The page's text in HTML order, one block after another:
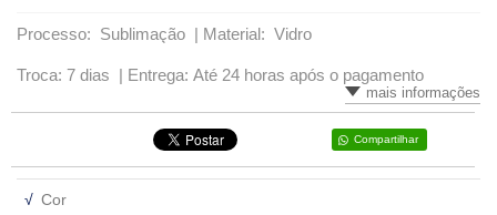
VARIADOS
Processo: Sublimação | Material: Vidro
Troca: 7 dias | Entrega: Até 24 horas após o pagamento
mais informações
Compartilhar
√ Cor